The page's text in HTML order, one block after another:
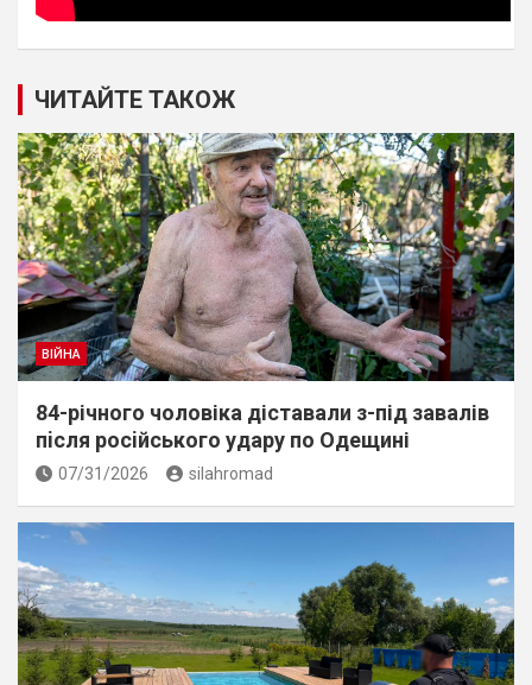
ЧИТАЙТЕ ТАКОЖ
ВІЙНА
84-річного чоловіка діставали з-під завалів
пiсля росiйського удару по Одещині
07/31/2026 silahromad